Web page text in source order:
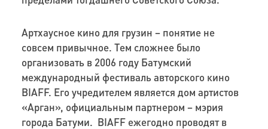
Артхаусное кино для грузин – понятие не
совсем привычное. Тем сложнее было
организовать в 2006 году Батумский
международный фестиваль авторского кино
BIAFF. Его учредителем является дом артистов
«Арган», официальным партнером – мэрия
города Батуми. BIAFF ежегодно проводят в